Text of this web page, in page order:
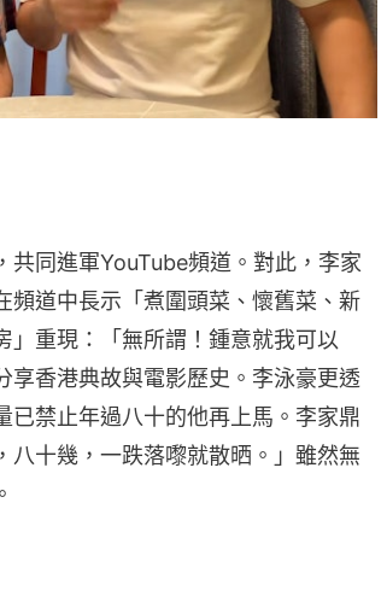
共同進軍YouTube頻道。對此，李家
頻道中長示「煮圍頭菜、懷舊菜、新
」重現：「無所謂！鍾意就我可以
享香港典故與電影歷史。李泳豪更透
已禁止年過八十的他再上馬。李家鼎
八十幾，一跌落嚟就散晒。」雖然無